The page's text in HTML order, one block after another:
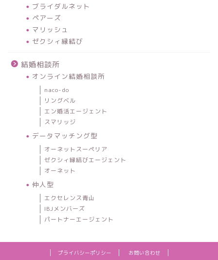
ブライダルネット
ペアーズ
マリッシュ
ゼクシィ縁結び
結婚相談所
オンライン結婚相談所
naco-do
リングベル
エン婚活エージェント
スマリッジ
データマッチング型
オーネットスーペリア
ゼクシィ縁結びエージェント
オーネット
仲人型
エクセレンス青山
IBJメンバーズ
パートナーエージェント
プライバシーポリシー お問い合わせ